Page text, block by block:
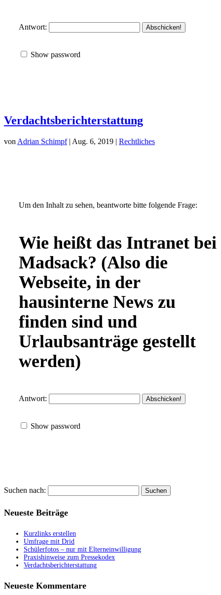
Antwort:
Show password
Verdachtsberichterstattung
von Adrian Schimpf| Aug. 6, 2019 | Rechtliches
Um den Inhalt zu sehen, beantworte bitte folgende Frage:
Wie heißt das Intranet bei
Madsack? (Also die
Webseite, in der
hausinterne News zu
finden sind und
Urlaubsanträge gestellt
werden)
Antwort:
Show password
Suchen nach:
Neueste Beiträge
Kurzlinks erstellen
Umfrage mit Drid
Schülerfotos – nur mit Elterneinwilligung
Praxishinweise zum Pressekodex
Verdachtsberichterstattung
Neueste Kommentare